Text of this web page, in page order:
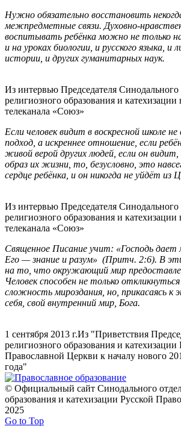
Нужно обязательно восстановить
межпредметные связи. Духовно-
воспитывать ребёнка можно не только
и на уроках биологии, и русского языка, и
истории, и других гуманитарных наук.
Из интервью Председателя Синодального
религиозного образования и
телеканала «Союз»
Если человек видит в воскресной школе не
подход, а искреннее отношение, если
живой верой других людей, если он
образ их жизни, то, безусловно, это
сердце ребёнка, и он никогда не уйдёт из
Из интервью Председателя Синодального
религиозного образования и
телеканала «Союз»
Священное Писание учит: «Господь дает
Его — знание и разум» (Притч. 2:6). В
на то, что окружающий мир
Человек способен не только
сложность мироздания, но, прикасаясь к
себя, свой внутренний мир, Бога.
1 сентября 2013 г.Из "Приветствия
религиозного образования и катехизации
Православной Церкви к началу нового
года"
© Официальный сайт Синодального
образования и катехизации Русской
2025
Go to Top